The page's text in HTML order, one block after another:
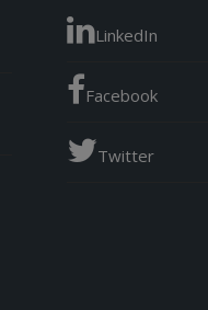
LinkedIn
Facebook
Twitter